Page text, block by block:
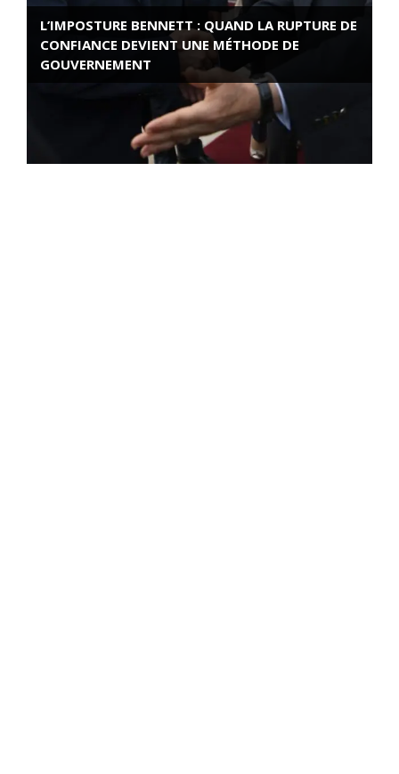
L’IMPOSTURE BENNETT : QUAND LA RUPTURE DE
CONFIANCE DEVIENT UNE MÉTHODE DE
GOUVERNEMENT
ROSE VALLAND, HEROÏNE DE LA RESISTANCE